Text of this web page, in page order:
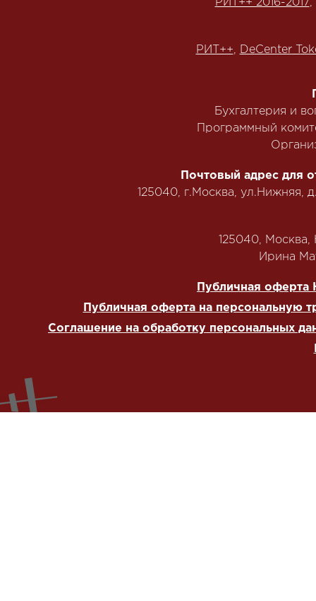
РИТ++ 2016-2017 ,
РИТ++, DeCenter
Бухгалтерия и
Программный
Почтовый адрес для
125040, г.Москва, ул.Нижняя,
125040,
‭Ирина
Публичная оферта
Публичная оферта на персональную
Соглашение на обработку персональных